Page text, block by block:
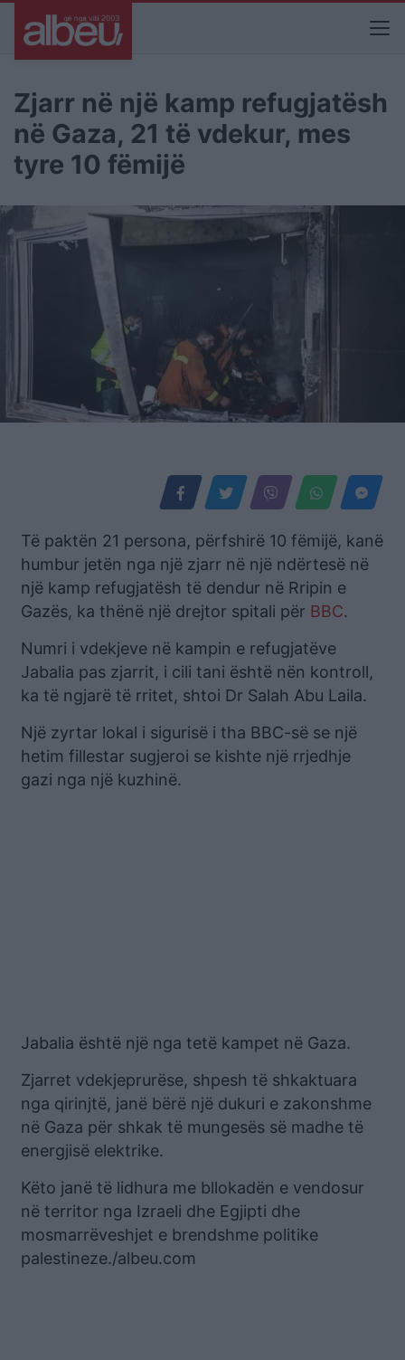
Zjarr në një kamp refugjatësh
në Gaza, 21 të vdekur, mes
tyre 10 fëmijë
Të paktën 21 persona, përfshirë 10 fëmijë, kanë
humbur jetën nga një zjarr në një ndërtesë në
një kamp refugjatësh të dendur në Rripin e
Gazës, ka thënë një drejtor spitali për BBC.
Numri i vdekjeve në kampin e refugjatëve
Jabalia pas zjarrit, i cili tani është nën kontroll,
ka të ngjarë të rritet, shtoi Dr Salah Abu Laila.
Një zyrtar lokal i sigurisë i tha BBC-së se një
hetim fillestar sugjeroi se kishte një rrjedhje
gazi nga një kuzhinë.
Jabalia është një nga tetë kampet në Gaza.
Zjarret vdekjeprurëse, shpesh të shkaktuara
nga qirinjtë, janë bërë një dukuri e zakonshme
në Gaza për shkak të mungesës së madhe të
energjisë elektrike.
Këto janë të lidhura me bllokadën e vendosur
në territor nga Izraeli dhe Egjipti dhe
mosmarrëveshjet e brendshme politike
palestineze./albeu.com